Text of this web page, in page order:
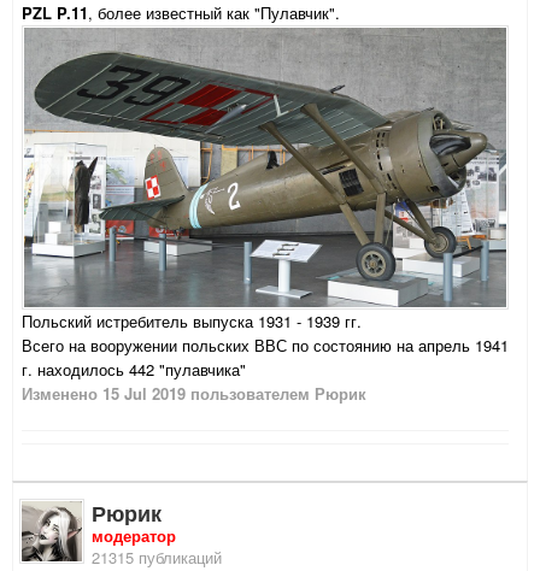
PZL P.11, более известный как "Пулавчик".
Польский истребитель выпуска 1931 - 1939 гг.
Всего на вооружении польских ВВС по состоянию на апрель 1941
г. находилось 442 "пулавчика"
Изменено 15 Jul 2019 пользователем Рюрик
Рюрик
модератор
21315 публикаций